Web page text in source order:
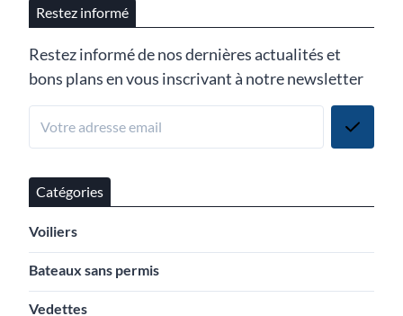
Restez informé
Restez informé de nos dernières actualités et
bons plans en vous inscrivant à notre newsletter
Catégories
Voiliers
Bateaux sans permis
Vedettes